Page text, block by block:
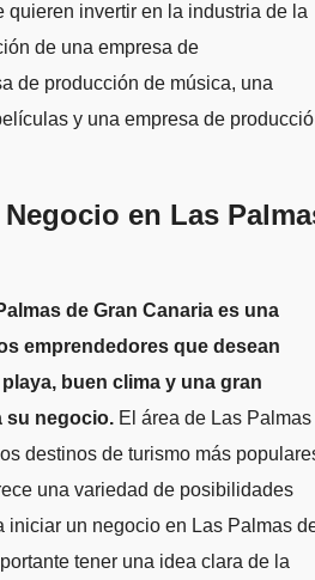
quieren invertir en la industria de la
de una empresa de
de producción de música, una
y una empresa de
en Las
de Gran Canaria es una
emprendedores que desean
buen clima y una gran
su negocio. El área de Las Palmas
destinos de turismo más
una variedad de posibilidades
iniciar un negocio en Las Palmas
tener una idea clara de la